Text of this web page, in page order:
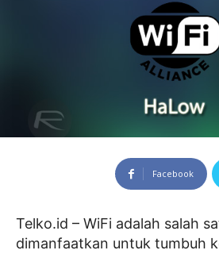
Facebook
Telko.id – WiFi adalah salah
dimanfaatkan untuk tumbuh